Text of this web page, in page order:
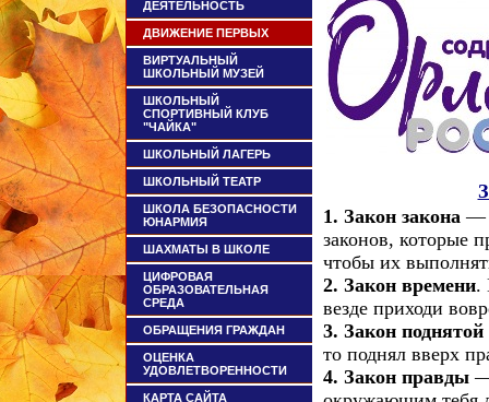
ДЕЯТЕЛЬНОСТЬ
ДВИЖЕНИЕ ПЕРВЫХ
ВИРТУАЛЬНЫЙ
ШКОЛЬНЫЙ МУЗЕЙ
ШКОЛЬНЫЙ
СПОРТИВНЫЙ КЛУБ
"ЧАЙКА"
ШКОЛЬНЫЙ ЛАГЕРЬ
ШКОЛЬНЫЙ ТЕАТР
ШКОЛА БЕЗОПАСНОСТИ
ЮНАРМИЯ
ШАХМАТЫ В ШКОЛЕ
ЦИФРОВАЯ
ОБРАЗОВАТЕЛЬНАЯ
СРЕДА
ОБРАЩЕНИЯ ГРАЖДАН
ОЦЕНКА
УДОВЛЕТВОРЕННОСТИ
КАРТА САЙТА
1. Закон закона—
законов, которые
чтобы их
2. Закон времени.
везде приходи
3. Закон
то поднял вверх
4. Закон правды—